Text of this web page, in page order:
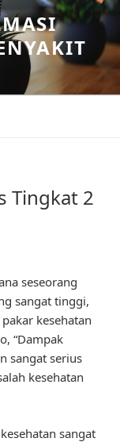
Tingkat 2
seseorang
sangat tinggi,
kesehatan
“Dampak
sangat serius
kesehatan
sangat